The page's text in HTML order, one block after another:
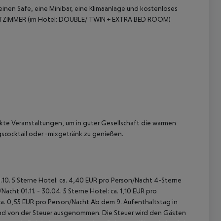
Safe, eine Minibar, eine Klimaanlage und kostenloses
(im Hotel: DOUBLE/ TWIN + EXTRA BED ROOM)
Veranstaltungen, um in guter Gesellschaft die warmen
oder -mixgetränk zu genießen.
5 Sterne Hotel: ca. 4,40 EUR pro Person/Nacht 4-Sterne
01.11. - 30.04. 5 Sterne Hotel: ca. 1,10 EUR pro
0,55 EUR pro Person/Nacht Ab dem 9. Aufenthaltstag in
von der Steuer ausgenommen. Die Steuer wird den Gästen